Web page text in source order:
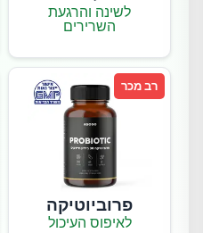
לשינה והרגעת
השרירים
רב מכר
פרוביוטיקה
לאיפוס העיכול